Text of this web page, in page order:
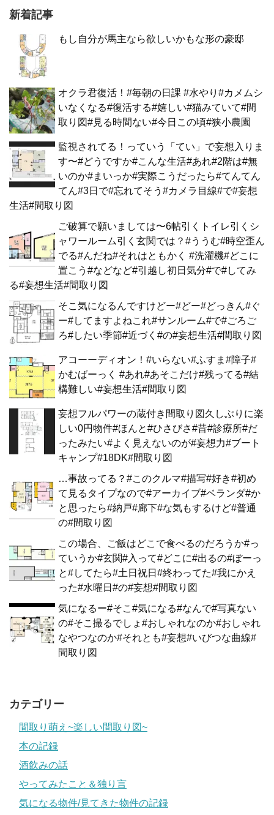
新着記事
もし自分が馬主なら欲しいかもな形の豪邸
オクラ君復活！#毎朝の日課 #水やり#カメムシ
いなくなる#復活する#嬉しい#猫みていて#間
取り図#見る時間ない#今日この頃#狭小農園
監視されてる！っていう「てい」で妄想入りま
す〜#どうですか#こんな生活#あれ#2階は#無
いのか#まいっか#実際こうだったら#てんてん
てん#3日で#忘れてそう#カメラ目線#で#妄想
生活#間取り図
ご破算で願いましては〜6帖引くトイレ引くシ
ャワールーム引く玄関では？#ううむ#時空歪ん
でる#んだね#それはともかく #洗濯機#どこに
置こう#などなど#引越し初日気分#で#してみ
る#妄想生活#間取り図
そこ気になるんですけどー#どー#どっきん#ぐ
ー#してますよねこれ#サンルーム#で#ごろご
ろ#したい季節#近づく#の#妄想生活#間取り図
アコーーディオン！#いらない#ふすま#障子#
かむばーっく #あれ#あそこだけ#残ってる#結
構難しい#妄想生活#間取り図
妄想フルパワーの蔵付き間取り図久しぶりに楽
しい0円物件#ほんと#ひさびさ#昔#診療所#だ
ったみたい#よく見えないのが#妄想力#ブート
キャンプ#18DK#間取り図
…事故ってる？#このクルマ#描写#好き#初め
て見るタイプなので#アーカイブ#ベランダ#か
と思ったら#納戸#廊下#な気もするけど#普通
の#間取り図
この場合、ご飯はどこで食べるのだろうか#っ
ていうか#玄関#入って#どこに#出るの#ぼーっ
と#してたら#土日祝日#終わってた#我にかえ
った#水曜日#の#妄想#間取り図
気になるー#そこ#気になる#なんで#写真ない
の#そこ撮るでしょ#おしゃれなのか#おしゃれ
なやつなのか#それとも#妄想#いびつな曲線#
間取り図
カテゴリー
間取り萌え~楽しい間取り図~
本の記録
酒飲みの話
やってみたこと＆独り言
気になる物件/見てきた物件の記録